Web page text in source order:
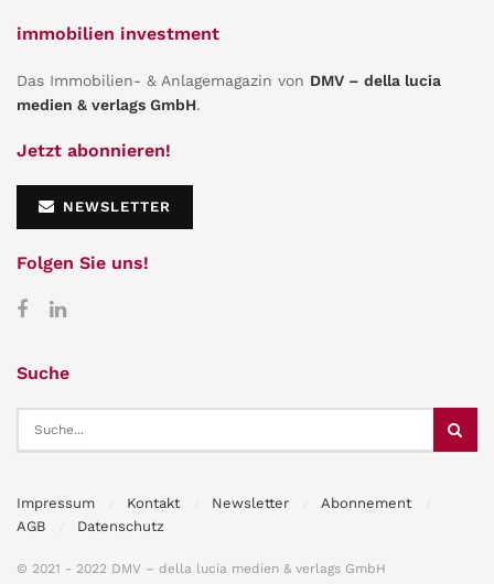
immobilien investment
Das Immobilien- & Anlagemagazin von DMV – della lucia
medien & verlags GmbH.
Jetzt abonnieren!
NEWSLETTER
Folgen Sie uns!
Suche
Impressum Kontakt Newsletter
Abonnement
AGB
Datenschutz
© 2021 - 2022 DMV – della lucia medien & verlags GmbH